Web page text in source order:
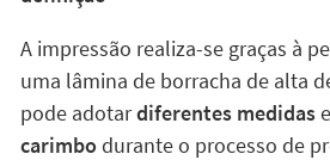
A impressão realiza-se graças à
uma lâmina de borracha de alta
pode adotardiferentes medidas
carimbodurante o processo de